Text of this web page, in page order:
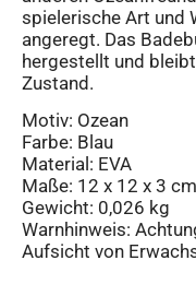
spielerische Art und
angeregt. Das
hergestellt und
Zustand.
Motiv: Ozean
Farbe: Blau
Material: EVA
Maße: 12 x 12 x 3 cm
Gewicht: 0,026 kg
Warnhinweis:
Aufsicht von